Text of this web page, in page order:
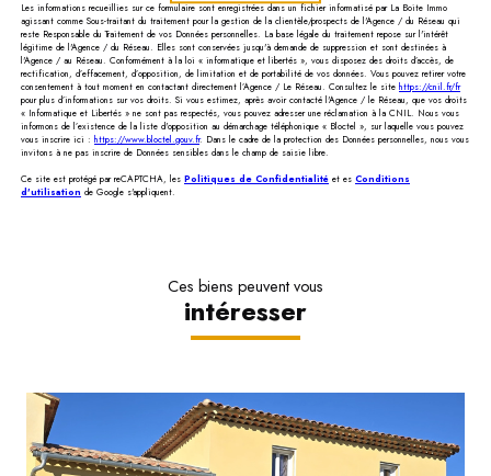
Les informations recueillies sur ce formulaire sont enregistrées dans un fichier informatisé par La Boite Immo
agissant comme Sous-traitant du traitement pour la gestion de la clientèle/prospects de l'Agence / du Réseau qui
reste Responsable du Traitement de vos Données personnelles. La base légale du traitement repose sur l'intérêt
légitime de l'Agence / du Réseau. Elles sont conservées jusqu'à demande de suppression et sont destinées à
l'Agence / au Réseau. Conformément à la loi « informatique et libertés », vous disposez des droits d’accès, de
rectification, d’effacement, d’opposition, de limitation et de portabilité de vos données. Vous pouvez retirer votre
consentement à tout moment en contactant directement l’Agence / Le Réseau. Consultez le site https://cnil.fr/fr
pour plus d’informations sur vos droits. Si vous estimez, après avoir contacté l'Agence / le Réseau, que vos droits
« Informatique et Libertés » ne sont pas respectés, vous pouvez adresser une réclamation à la CNIL. Nous vous
informons de l’existence de la liste d'opposition au démarchage téléphonique « Bloctel », sur laquelle vous pouvez
vous inscrire ici : https://www.bloctel.gouv.fr. Dans le cadre de la protection des Données personnelles, nous vous
invitons à ne pas inscrire de Données sensibles dans le champ de saisie libre.
Ce site est protégé par reCAPTCHA, les Politiques de Confidentialité et es Conditions
d'utilisation de Google s'appliquent.
Ces biens peuvent vous
intéresser